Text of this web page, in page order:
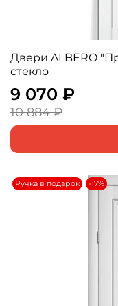
Двери ALBERO "Прага" Белый (ДО) Черное
стекло
9 070 ₽
10 884 ₽
Ручка в подарок -17%